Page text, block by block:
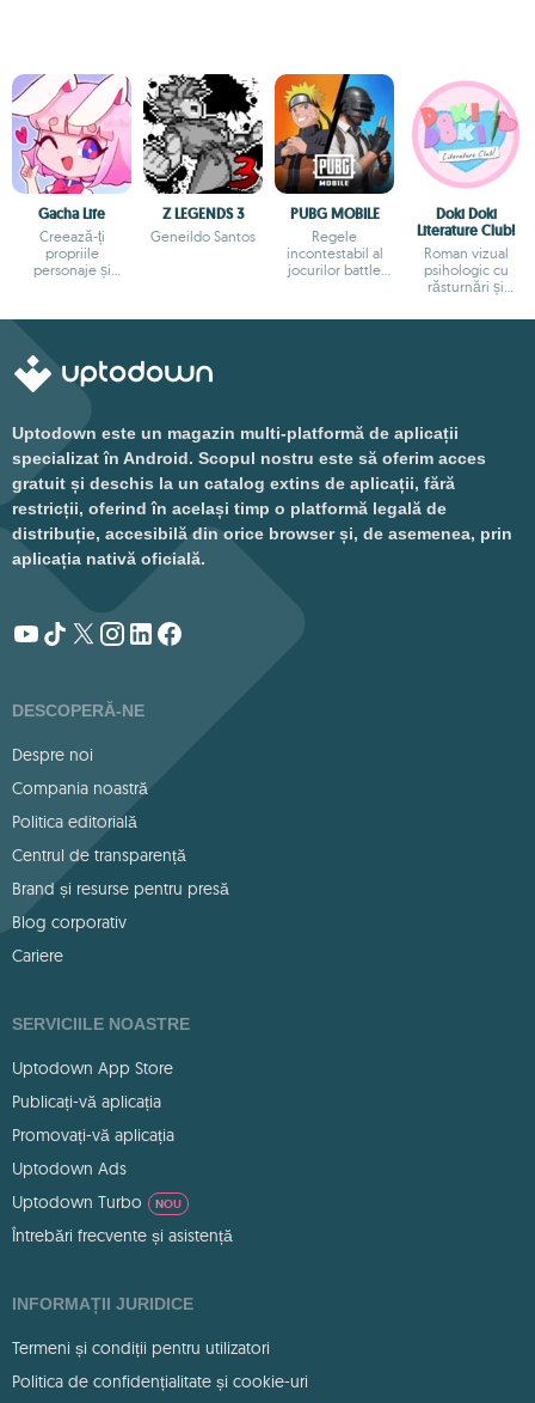
Gacha Life
Creează-ți
propriile
personaje și
Z LEGENDS 3
Geneildo Santos
PUBG MOBILE
Regele
incontestabil al
jocurilor battle
Doki Doki
Literature Club!
Roman vizual
psihologic cu
răsturnări și
Uptodown este un magazin multi-platformă de aplicații
specializat în Android. Scopul nostru este să oferim acces
gratuit și deschis la un catalog extins de aplicații, fără
restricții, oferind în același timp o platformă legală de
distribuție, accesibilă din orice browser și, de asemenea, prin
aplicația nativă oficială.
DESCOPERĂ-NE
Despre noi
Compania noastră
Politica editorială
Centrul de transparență
Brand și resurse pentru presă
Blog corporativ
Cariere
SERVICIILE NOASTRE
Uptodown App Store
Publicați-vă aplicația
Promovați-vă aplicația
Uptodown Ads
Uptodown Turbo
NOU
Întrebări frecvente și asistență
INFORMAȚII JURIDICE
Termeni și condiții pentru utilizatori
Politica de confidențialitate și cookie-uri